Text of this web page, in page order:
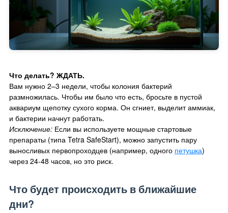
Что делать? ЖДАТЬ.
Вам нужно 2–3 недели, чтобы колония бактерий
размножилась. Чтобы им было что есть, бросьте в пустой
аквариум щепотку сухого корма. Он сгниет, выделит аммиак,
и бактерии начнут работать.
Исключение: Если вы используете мощные стартовые
препараты (типа Tetra SafeStart), можно запустить пару
выносливых первопроходцев (например, одного петушка)
через 24-48 часов, но это риск.
Что будет происходить в ближайшие
дни?